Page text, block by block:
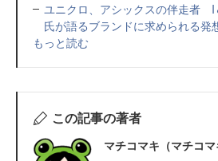
ユニクロ、アシックスの伴走者 I
氏が語るブランドに求められる発
もっと読む
この記事の著者
マチコマキ（マチコマ